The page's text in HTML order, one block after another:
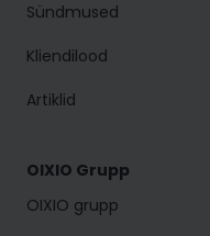
Sündmused
Kliendilood
Artiklid
OIXIO Grupp
OIXIO grupp